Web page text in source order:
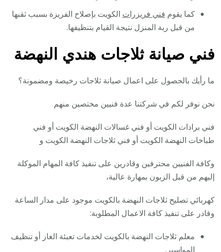
كما يقوم فني فريزرات الكويت بإصلاح الفريزة بسبب ثقبها
من قبل ربة المنزل نتيجة القيام بتنظيفها.
فني صيانة ثلاجات هندي النهضة
ما رأيك بالحصول على اعمال صيانة ثلاجات رخيصة ومضمونة؟
نحن نوفر لكم في شركتنا عدة فنيين مختصين منهم
فني برادات الكويت أو فني غسالات النهضة الكويت أو فني
طباخات النهضة الكويت أو فني ثلاجات النهضة الكويت و
وكافة الفنيين محترفين وقادرين على تنفيذ كافة المهام الموكلة
إليهم من قبل الزبون بمهارة عالية،
كهربائي تصليح ثلاجات النهضة بالكويت موجود على مدار الساعة
وقادر على تنفيذ كافة الاعمال المطلوبة:
معلم ثلاجات النهضة بالكويت لخدمات تعبئة الغاز أو تنظيف
المواسير.